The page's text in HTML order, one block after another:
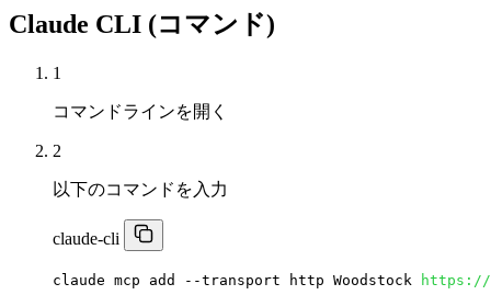
Claude CLI (コマンド)
1
コマンドラインを開く
2
以下のコマンドを入力
claude-cli
claude mcp add --transport http Woodstock https://